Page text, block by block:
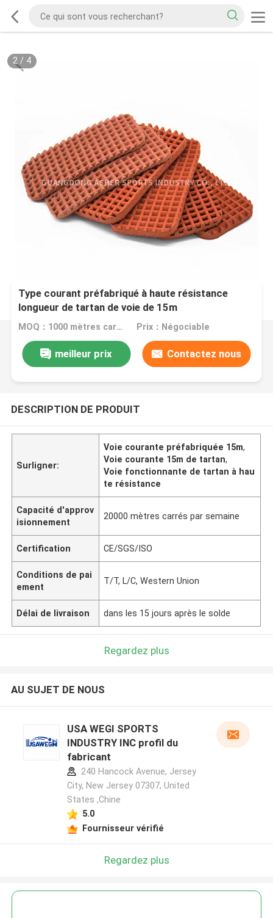
2/ 4
Type courant préfabriqué à haute résistance
longueur de tartan de voie de 15m
MOQ：1000 mètres carrés Prix：Négociable
meilleur prix Contactez nous
DESCRIPTION DE PRODUIT
Surligner:
Voie courante préfabriquée 15m,
Voie courante 15m de tartan,
Voie fonctionnante de tartan à hau
te résistance
Capacité d'approv
isionnement
20000 mètres carrés par semaine
Certification CE/SGS/ISO
Conditions de pai
ement
T/T, L/C, Western Union
Délai de livraison dans les 15 jours après le solde
Regardez plus
AU SUJET DE NOUS
USA WEGI SPORTS
INDUSTRY INC profil du
fabricant
240 Hancock Avenue, Jersey
City, New Jersey 07307, United
States ,Chine
5.0
Fournisseur vérifié
Regardez plus